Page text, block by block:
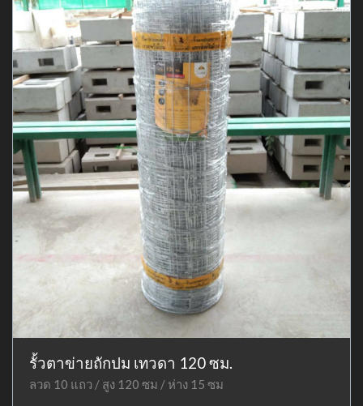
รั้วตาข่ายถักปม เทวดา 120 ซม.
ลวด 10 แถว / สูง 120 ซม / ห่าง 15 ซม